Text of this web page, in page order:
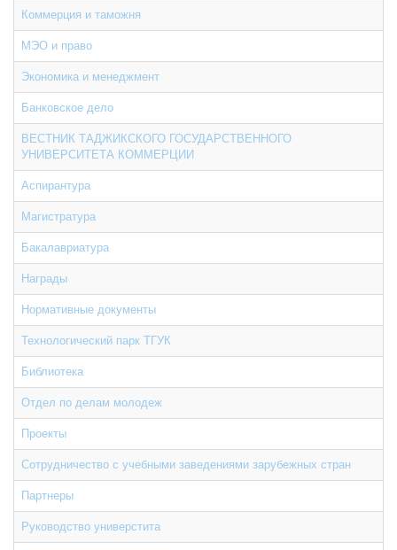
Коммерция и таможня
МЭО и право
Экономика и менеджмент
Банковское дело
ВЕСТНИК ТАДЖИКСКОГО ГОСУДАРСТВЕННОГО
УНИВЕРСИТЕТА КОММЕРЦИИ
Аспирантура
Магистратура
Бакалавриатура
Награды
Нормативные документы
Технологический парк ТГУК
Библиотека
Отдел по делам молодеж
Проекты
Сотрудничество с учебными заведениями зарубежных стран
Партнеры
Руководство универстита